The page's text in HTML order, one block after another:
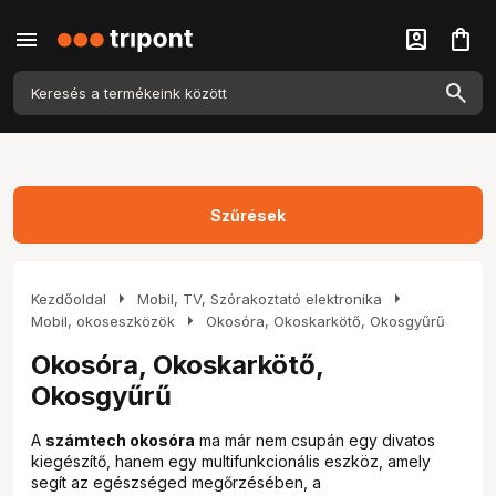
menu account_box shopping_bag
Kezdőoldal arrow_right Mobil, TV, Szórakoztató elektronika arrow_right
Mobil, okoseszközök arrow_right Okosóra, Okoskarkötő, Okosgyűrű
Okosóra, Okoskarkötő,
Okosgyűrű
A számtech okosóra ma már nem csupán egy divatos
kiegészítő, hanem egy multifunkcionális eszköz, amely
segít az egészséged megőrzésében, a
Szűrések